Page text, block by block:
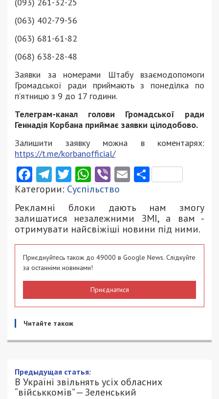
(063) 402-79-56
(063) 681-61-82
(068) 638-28-48
Заявки за номерами Штабу взаємодопомоги
Громадської ради приймають з понеділка по
п’ятницю з 9 до 17 години.
Телеграм-канал голови Громадської ради
Геннадія Корбана приймає заявки цілодобово.
Залишити заявку можна в коментарях:
https://t.me/korbanofficial/
Facebook
Telegram
Twitter
WhatsApp
ViberEmail
Категории: Суспільство
Рекламні блоки дають нам змогу
залишатися незалежними ЗМІ, а вам -
отримувати найсвіжіші новини під ними.
Приєднуйтесь також до 49000 в Google News. Слідкуйте
за останніми новинами!
Приєднатися
Читайте також
Предыдущая статья:
В Україні звільнять усіх обласних
“військкомів” — Зеленський